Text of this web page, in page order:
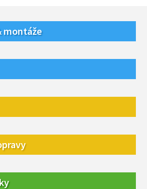
montáže